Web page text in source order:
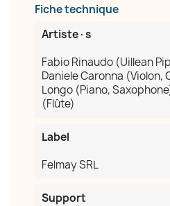
Fiche technique
Artiste·s
Fabio Rinaudo (Uillean
Daniele Caronna (Violon,
Longo (Piano,
(Flûte)
Label
Felmay SRL
Support